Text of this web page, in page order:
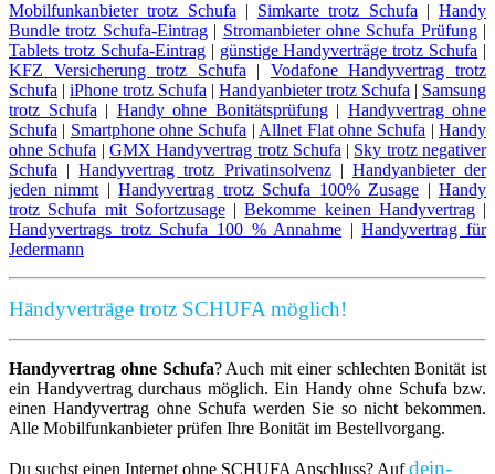
Mobilfunkanbieter trotz Schufa | Simkarte trotz Schufa | Handy
Bundle trotz Schufa-Eintrag| Stromanbieter ohne Schufa Prüfung|
Tablets trotz Schufa-Eintrag| günstige Handyverträge trotz Schufa |
KFZ Versicherung trotz Schufa | Vodafone Handyvertrag trotz
Schufa | iPhone trotz Schufa | Handyanbieter trotz Schufa | Samsung
trotz Schufa | Handy ohne Bonitätsprüfung| Handyvertrag ohne
Schufa | Smartphone ohne Schufa | Allnet Flat ohne Schufa |Handy
ohne Schufa | GMX Handyvertrag trotz Schufa | Sky trotz negativer
Schufa |Handyvertrag trotz Privatinsolvenz| Handyanbieter der
jeden nimmt |Handyvertrag trotz Schufa 100% Zusage |Handy
trotz Schufa mit Sofortzusage|Bekomme keinen Handyvertrag|
Handyvertrags trotz Schufa 100 % Annahme |Handyvertrag für
Jedermann
Händyverträge trotz SCHUFA möglich!
Handyvertrag ohne Schufa? Auch mit einer schlechten Bonität ist
ein Handyvertrag durchaus möglich. Ein Handy ohne Schufa bzw.
einen Handyvertrag ohne Schufa werden Sie so nicht bekommen.
Alle Mobilfunkanbieter prüfen Ihre Bonität im Bestellvorgang.
Du suchst einen Internet ohne SCHUFA Anschluss? Aufdein-